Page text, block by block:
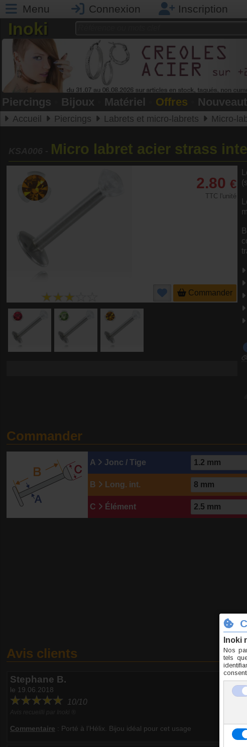
Menu Connexion Inscription
Inoki
Piercings Bijoux Matériel Offres
Accueil Piercings Labrets et micro-labrets Micro-
Micro labret acier strass
2.80 €
TTC l'unité
Commander
Commander
A Jonc / Tige
B Long. int.
C Élément
Avis clients
Stephane B.
le 19.06.2018
10/10
Commentaire : Porté à l’Hélix. Bijou idéal pour cet usage